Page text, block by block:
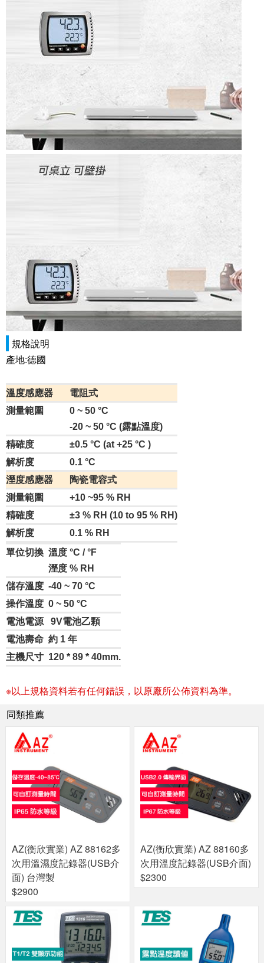
規格說明
產地:德國
溫度感應器 電阻式
測量範圍
0 ~ 50 °C
-20 ~ 50 °C (露點溫度)
精確度
±0.5 °C (at +25 °C )
解析度
0.1 °C
溼度感應器
陶瓷電容式
測量範圍
+10 ~95 % RH
精確度
±3 % RH (10 to 95 % RH)
解析度
0.1 % RH
單位切換 溫度 °C / °F
溼度 % RH
儲存溫度 -40 ~ 70 °C
操作溫度 0 ~ 50 °C
電池電源
9V電池乙顆
電池壽命 約 1 年
主機尺寸 120 * 89 * 40mm.
※以上規格資料若有任何錯誤，以原廠所公佈資料為準。
同類推薦
AZ(衡欣實業) AZ 88162多
次用溫濕度記錄器(USB介
面) 台灣製
$2900
AZ(衡欣實業) AZ 88160多
次用溫度記錄器(USB介面)
$2300